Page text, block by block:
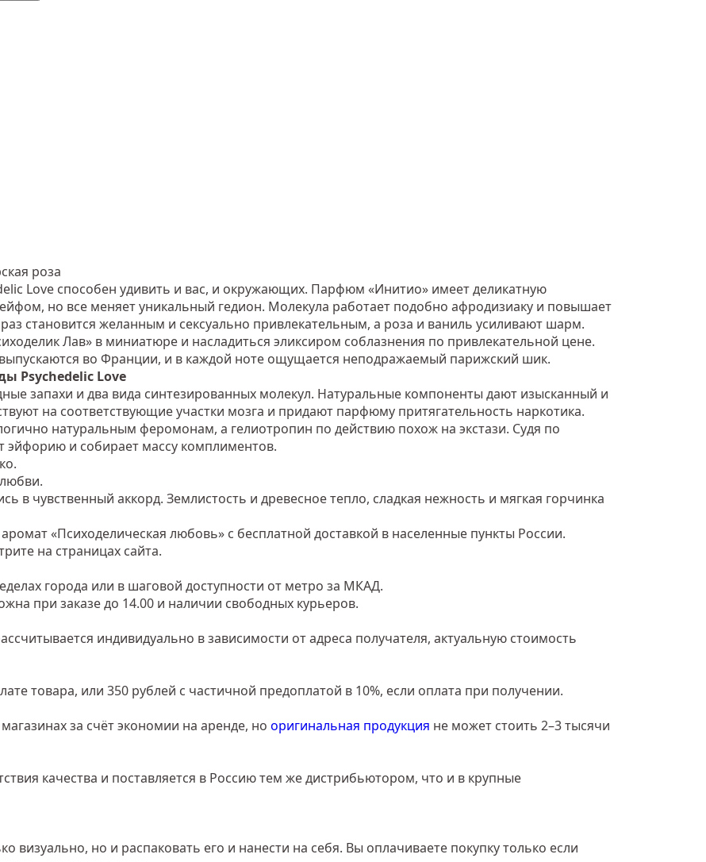
роза
Love способен удивить и вас, и окружающих. Парфюм «Инитио» имеет деликатную
но все меняет уникальный гедион. Молекула работает подобно афродизиаку и повышает
становится желанным и сексуально привлекательным, а роза и ваниль усиливают шарм.
Лав» в миниатюре и насладиться эликсиром соблазнения по привлекательной цене.
во Франции, и в каждой ноте ощущается неподражаемый парижский шик.
Psychedelic Love
запахи и два вида синтезированных молекул. Натуральные компоненты дают изысканный и
на соответствующие участки мозга и придают парфюму притягательность наркотика.
натуральным феромонам, а гелиотропин по действию похож на экстази. Судя по
эйфорию и собирает массу комплиментов.
в чувственный аккорд. Землистость и древесное тепло, сладкая нежность и мягкая горчинка
«Психоделическая любовь» с бесплатной доставкой в населенные пункты России.
на страницах сайта.
города или в шаговой доступности от метро за МКАД.
при заказе до 14.00 и наличии свободных курьеров.
индивидуально в зависимости от адреса получателя, актуальную стоимость
товара, или 350 рублей с частичной предоплатой в 10%, если оплата при получении.
за счёт экономии на аренде, но оригинальная продукция не может стоить 2–3 тысячи
качества и поставляется в Россию тем же дистрибьютором, что и в крупные
но и распаковать его и нанести на себя. Вы оплачиваете покупку только если